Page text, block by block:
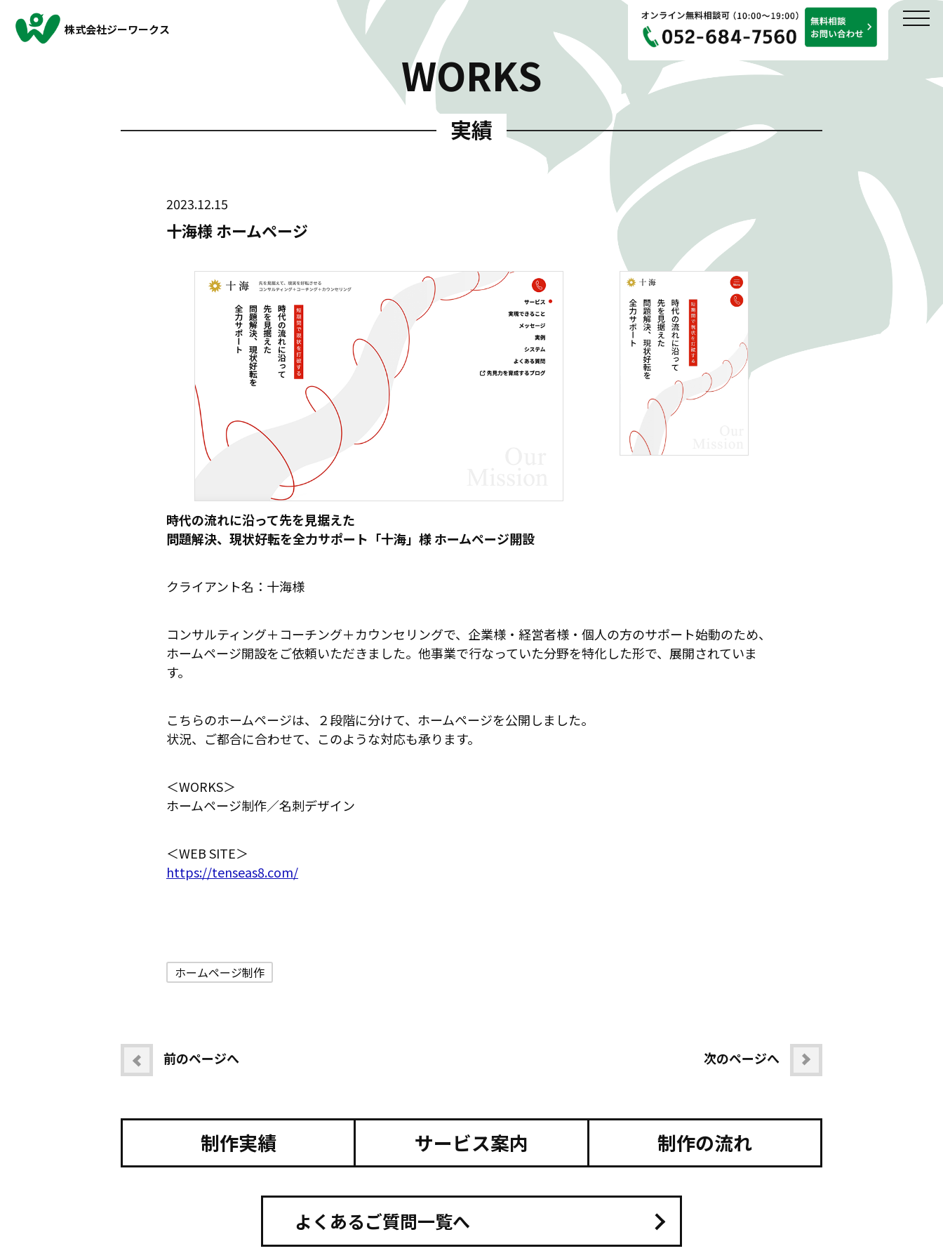
株式会社ジーワークス
WORKS
実績
2023.12.15
十海様 ホームページ
時代の流れに沿って先を見据えた
問題解決、現状好転を全力サポート「十海」様 ホームページ開設
クライアント名：十海様
コンサルティング＋コーチング＋カウンセリングで、企業様・経営者様・個人の方のサポート始動のため、
ホームページ開設をご依頼いただきました。他事業で行なっていた分野を特化した形で、展開されていま
す。
こちらのホームページは、２段階に分けて、ホームページを公開しました。
状況、ご都合に合わせて、このような対応も承ります。
＜WORKS＞
ホームページ制作／名刺デザイン
＜WEB SITE＞
https://tenseas8.com/
ホームページ制作
前のページへ 次のページへ
制作実績 サービス案内 制作の流れ
よくあるご質問一覧へ